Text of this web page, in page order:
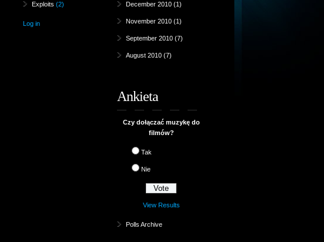
December 2010 (1)
November 2010 (1)
September 2010 (7)
August 2010 (7)
Ankieta
Czy dołączać muzykę do
filmów?
Tak
Nie
View Results
Polls Archive
Exploits (2)
Log in